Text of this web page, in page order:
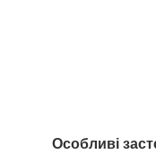
Особливі